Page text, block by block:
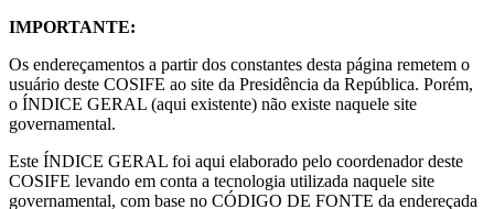
IMPORTANTE:
Os endereçamentos a partir dos constantes desta página remetem o
usuário deste COSIFE ao site da Presidência da República. Porém,
o ÍNDICE GERAL (aqui existente) não existe naquele site
governamental.
Este ÍNDICE GERAL foi aqui elaborado pelo coordenador deste
COSIFE levando em conta a tecnologia utilizada naquele site
governamental, com base no CÓDIGO DE FONTE da endereçada